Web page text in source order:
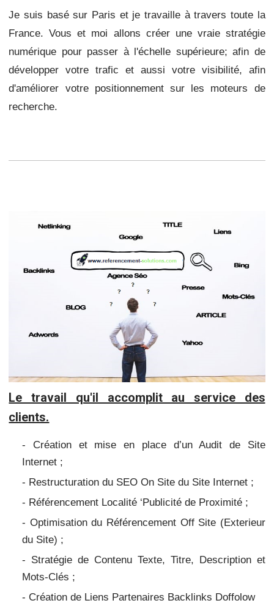
Je suis basé sur Paris et je travaille à travers toute la
France. Vous et moi allons créer une vraie stratégie
numérique pour passer à l'échelle supérieure;afin de
développer votre trafic et aussi votre visibilité, afin
d'améliorer votre positionnement sur les moteurs de
recherche.
Le travail qu'il accomplit au service des
clients.
- Création et mise en place d’un Audit de Site
Internet ;
- Restructuration du SEO On Site du Site Internet ;
- Référencement Localité ‘Publicité de Proximité ;
- Optimisation du Référencement Off Site (Exterieur
du Site) ;
- Stratégie de Contenu Texte, Titre, Description et
Mots-Clés ;
- Création de Liens Partenaires Backlinks Doffolow